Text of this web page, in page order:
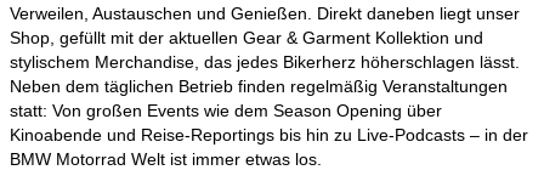
Verweilen, Austauschen und Genießen. Direkt daneben liegt unser
Shop, gefüllt mit der aktuellen Gear & Garment Kollektion und
stylischem Merchandise, das jedes Bikerherz höherschlagen lässt.
Neben dem täglichen Betrieb finden regelmäßig Veranstaltungen
statt: Von großen Events wie dem Season Opening über
Kinoabende und Reise-Reportings bis hin zu Live-Podcasts – in der
BMW Motorrad Welt ist immer etwas los.